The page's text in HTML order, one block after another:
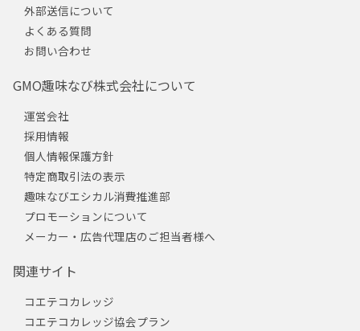
外部送信について
よくある質問
お問い合わせ
GMO趣味なび株式会社について
運営会社
採用情報
個人情報保護方針
特定商取引法の表示
趣味なびエシカル消費推進部
プロモーションについて
メーカー・広告代理店のご担当者様へ
関連サイト
コエテコカレッジ
コエテコカレッジ協会プラン